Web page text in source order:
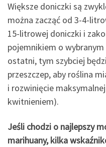
Większe doniczki są
można zacząć od 3-4-
15-litrowej doniczki i
pojemnikiem o
ostatni, tym szybciej
przeszczep, aby roślina
i rozwinięcie
kwitnieniem).
Jeśli chodzi o najlepszy
marihuany, kilka